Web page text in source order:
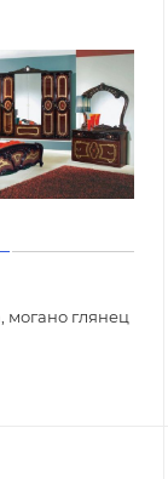
могано глянец